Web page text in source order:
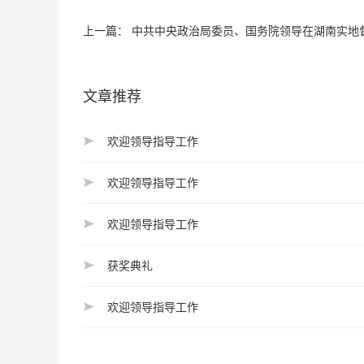
上一篇： 中共中央政治局委员、国务院领导在湖南实地
文章推荐
欢迎领导指导工作
欢迎领导指导工作
欢迎领导指导工作
获奖典礼
欢迎领导指导工作